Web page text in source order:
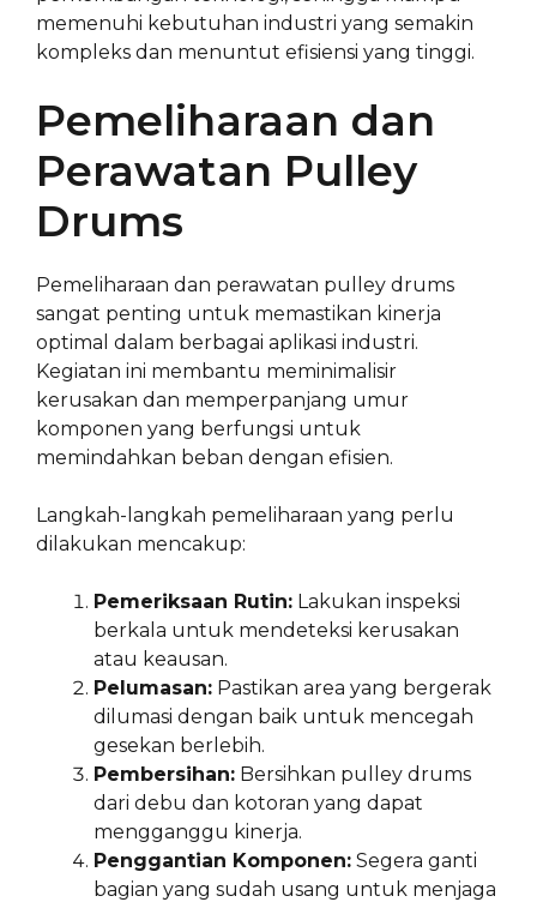
memenuhi kebutuhan industri yang semakin
kompleks dan menuntut efisiensi yang tinggi.
Pemeliharaan dan
Perawatan Pulley
Drums
Pemeliharaan dan perawatan pulley drums
sangat penting untuk memastikan kinerja
optimal dalam berbagai aplikasi industri.
Kegiatan ini membantu meminimalisir
kerusakan dan memperpanjang umur
komponen yang berfungsi untuk
memindahkan beban dengan efisien.
Langkah-langkah pemeliharaan yang perlu
dilakukan mencakup:
Pemeriksaan Rutin: Lakukan inspeksi
berkala untuk mendeteksi kerusakan
atau keausan.
Pelumasan: Pastikan area yang bergerak
dilumasi dengan baik untuk mencegah
gesekan berlebih.
Pembersihan: Bersihkan pulley drums
dari debu dan kotoran yang dapat
mengganggu kinerja.
Penggantian Komponen: Segera ganti
bagian yang sudah usang untuk menjaga